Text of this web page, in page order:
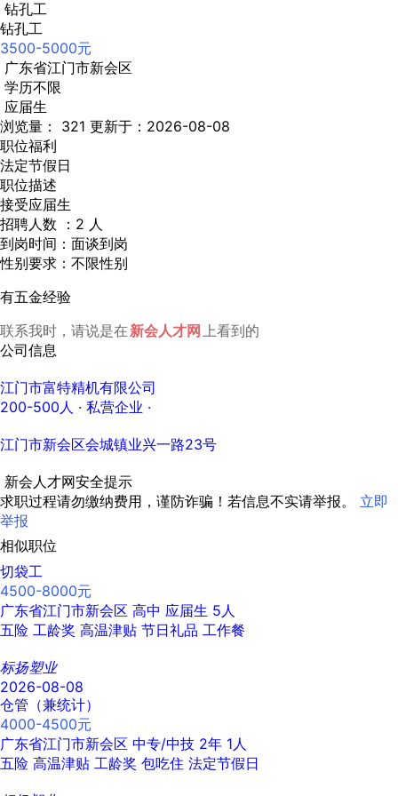
钻孔工
钻孔工
3500-5000元
广东省江门市新会区
学历不限
应届生
浏览量： 321 更新于：2026-08-08
职位福利
法定节假日
职位描述
接受应届生
招聘人数 ：2 人
到岗时间：面谈到岗
性别要求：不限性别
有五金经验
联系我时，请说是在新会人才网 上看到的
公司信息
江门市富特精机有限公司
200-500人 · 私营企业 ·
江门市新会区会城镇业兴一路23号
新会人才网安全提示
求职过程请勿缴纳费用，谨防诈骗！若信息不实请举报。 立即
举报
相似职位
切袋工
4500-8000元
广东省江门市新会区 高中 应届生 5人
五险 工龄奖 高温津贴 节日礼品 工作餐
标扬塑业
2026-08-08
仓管（兼统计）
4000-4500元
广东省江门市新会区 中专/中技 2年 1人
五险 高温津贴 工龄奖 包吃住 法定节假日